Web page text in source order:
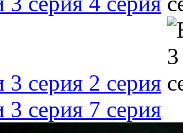
серия 2 серия
серия 7 серия